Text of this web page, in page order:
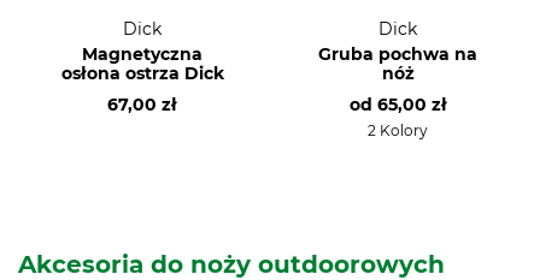
Dick
Magnetyczna
osłona ostrza Dick
67,00 zł
Dick
Gruba pochwa na
nóż
od 65,00 zł
2 Kolory
Akcesoria do noży outdoorowych